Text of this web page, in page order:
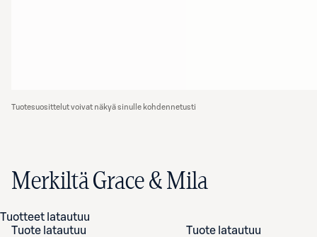
Tuotesuosittelut voivat näkyä sinulle kohdennetusti
Merkiltä Grace & Mila
Tuotteet latautuu
Tuote latautuu
Tuote latautuu